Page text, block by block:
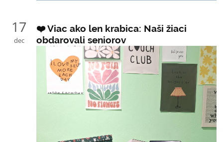
17
dec
❤️ Viac ako len krabica: Naši žiaci
obdarovali seniorov